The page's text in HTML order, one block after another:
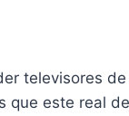
televisores
que este real